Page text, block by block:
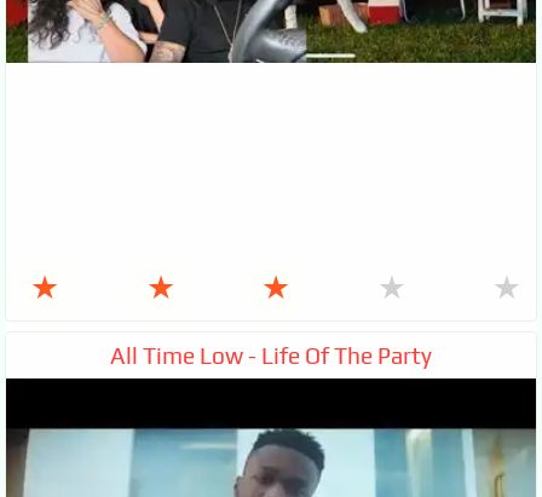
★ ★ ★ ★ ★
All Time Low - Life Of The Party